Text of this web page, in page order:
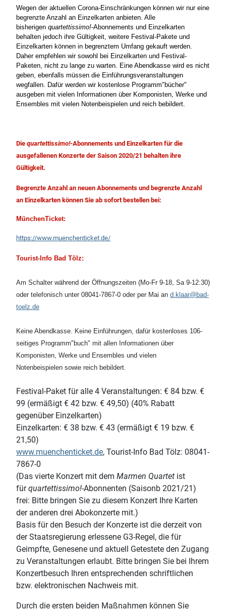
Wegen der aktuellen Corona-Einschränkungen können wir nur eine
begrenzte Anzahl an Einzelkarten anbieten. Alle
bisherigen quartettissimo!-Abonnements und Einzelkarten
behalten jedoch ihre Gültigkeit, weitere Festival-Pakete und
Einzelkarten können in begrenztem Umfang gekauft werden.
Daher empfehlen wir sowohl bei Einzelkarten und Festival-
Paketen, nicht zu lange zu warten. Eine Abendkasse wird es nicht
geben, ebenfalls müssen die Einführungsveranstaltungen
wegfallen. Dafür werden wir kostenlose Programm"bücher"
ausgeben mit vielen Informationen über Komponisten, Werke und
Ensembles mit vielen Notenbeispielen und reich bebildert.
Die quartettissimo!-Abonnements und Einzelkarten für die
ausgefallenen Konzerte der Saison 2020/21 behalten ihre
Gültigkeit.
Begrenzte Anzahl an neuen Abonnements und begrenzte Anzahl
an Einzelkarten können Sie ab sofort bestellen bei:
MünchenTicket:
https://www.muenchenticket.de/
Tourist-Info Bad Tölz:
Am Schalter während der Öffnungszeiten (Mo-Fr 9-18, Sa 9-12:30)
oder telefonisch unter 08041-7867-0 oder per Mai an d.klaar@bad-
toelz.de
Keine Abendkasse. Keine Einführungen, dafür kostenloses 106-
seitiges Programm"buch" mit allen Informationen über
Komponisten, Werke und Ensembles und vielen
Notenbeispielen sowie reich bebildert.
Festival-Paket für alle 4 Veranstaltungen: € 84 bzw. €
99 (ermäßigt € 42 bzw. € 49,50) (40% Rabatt
gegenüber Einzelkarten)
Einzelkarten: € 38 bzw. € 43 (ermäßigt € 19 bzw. €
21,50)
www.muenchenticket.de, Tourist-Info Bad Tölz: 08041-
7867-0
(Das vierte Konzert mit dem Marmen Quartet ist
fürquartettissimo!-Abonnenten (Saisonb 2021/21)
frei: Bitte bringen Sie zu diesem Konzert Ihre Karten
der anderen drei Abokonzerte mit.)
Basis für den Besuch der Konzerte ist die derzeit von
der Staatsregierung erlessene G3-Regel, die für
Geimpfte, Genesene und aktuell Getestete den Zugang
zu Veranstaltungen erlaubt. Bitte bringen Sie bei Ihrem
Konzertbesuch Ihren entsprechenden schriftlichen
bzw. elektronischen Nachweis mit.
Durch die ersten beiden Maßnahmen können Sie